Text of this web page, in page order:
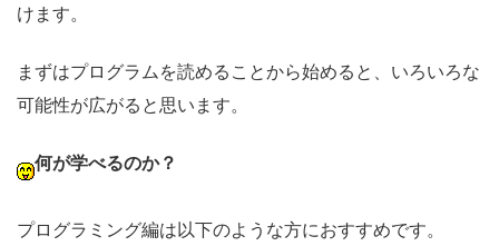
けます。
まずはプログラムを読めることから始めると、いろいろな
可能性が広がると思います。
何が学べるのか？
プログラミング編は以下のような方におすすめです。